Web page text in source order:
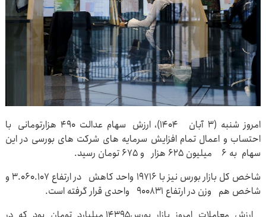
امروز شنبه (۳ آبان ۱۴۰۴)، ارزش سهام عدالت ۴۹۰ هزارتومانی با
احتساب و اعمال تمام افزایش سرمایه های شرکت های بورسی در این
سهام به ۶ میلیون ۶۲۵ هزار و ۶۷۵ تومان رسید.
شاخص کل بازار بورس نیز با ۱۹۷۱۶ واحد کاهش در ارتفاع ۳.۰۶۰.۱۰۷ و
شاخص هم وزن در ارتفاع ۹۰۰۸۳۱ واحدی قرار گرفته است.